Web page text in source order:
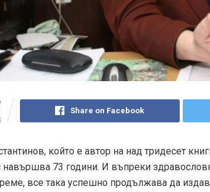
Share on Facebook
който е автор на над тридесет
навършва 73 години. И въпреки
все така успешно продължава да